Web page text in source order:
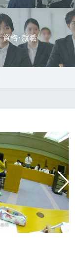
資格・就職